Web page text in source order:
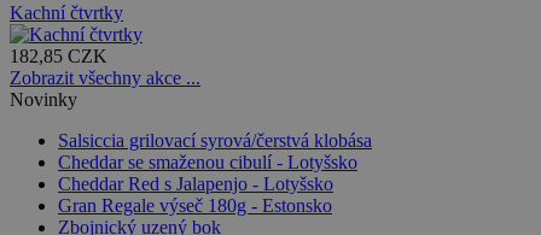
Kachní čtvrtky
182,85 CZK
Zobrazit všechny akce ...
Novinky
Salsiccia grilovací syrová/čerstvá klobása
Cheddar se smaženou cibulí - Lotyšsko
Cheddar Red s Jalapenjo - Lotyšsko
Gran Regale výseč 180g - Estonsko
Zbojnický uzený bok